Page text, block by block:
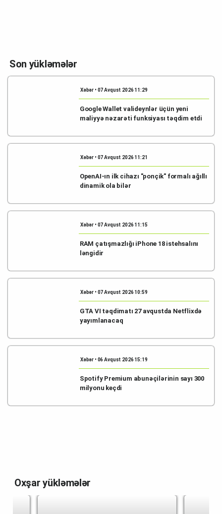
Son yükləmələr
Xəbər • 07 Avqust 2026 11:29
Google Wallet valideynlər üçün yeni
maliyyə nəzarəti funksiyası təqdim etdi
Xəbər • 07 Avqust 2026 11:21
OpenAI-ın ilk cihazı "ponçik" formalı ağıllı
dinamik ola bilər
Xəbər • 07 Avqust 2026 11:15
RAM çatışmazlığı iPhone 18 istehsalını
ləngidir
Xəbər • 07 Avqust 2026 10:59
GTA VI təqdimatı 27 avqustda Netflixdə
yayımlanacaq
Xəbər • 06 Avqust 2026 15:19
Spotify Premium abunəçilərinin sayı 300
milyonu keçdi
Oxşar yükləmələr